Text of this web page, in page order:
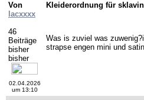
Von
lacxxxx
46
Beiträge
bisher
bisher
Kleiderordnung für
Was is zuviel was
strapse engen mini und
02.04.2026
um 13:10